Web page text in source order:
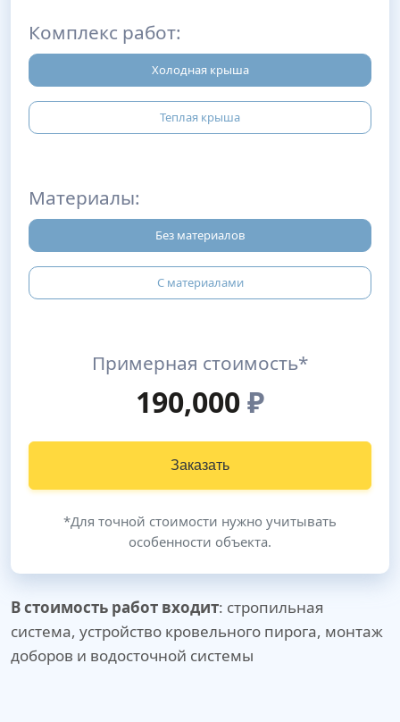
Комплекс работ:
Холодная крыша
Теплая крыша
Материалы:
Без материалов
С материалами
Примерная стоимость*
190,000₽
Заказать
*Для точной стоимости нужно учитывать
особенности объекта.
В стоимость работ входит: стропильная
система, устройство кровельного пирога, монтаж
доборов и водосточной системы